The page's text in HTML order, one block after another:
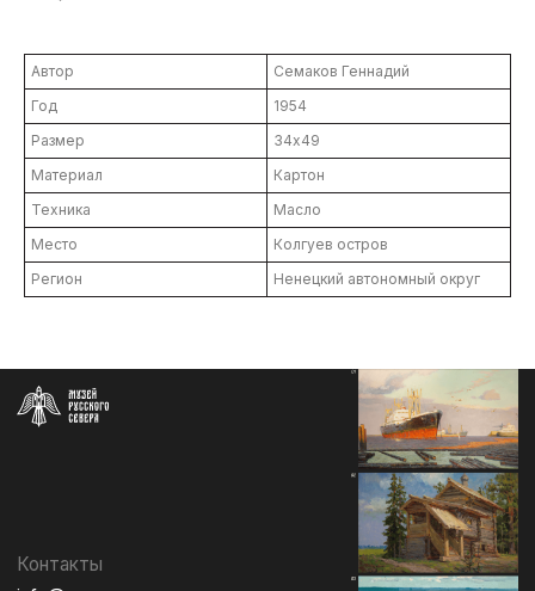
Автор
Семаков Геннадий
Год
1954
Размер
34х49
Материал
Картон
Техника
Масло
Место
Колгуев остров
Регион
Ненецкий автономный округ
О МУЗЕЕ
ПОДДЕРЖАТЬ
Социальные сети
Контакты
info@severmuz.ru
+7 964 291-18-35